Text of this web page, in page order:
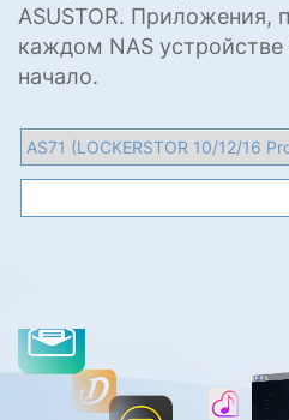
ASUSTOR. Приложения,
каждом NAS устройстве
начало.